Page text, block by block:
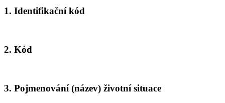
1. Identifikační kód
2. Kód
3. Pojmenování (název) životní situace